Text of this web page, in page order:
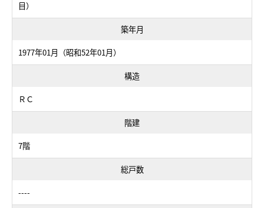
目）
築年月
1977年01月（昭和52年01月）
構造
ＲＣ
階建
7階
総戸数
----